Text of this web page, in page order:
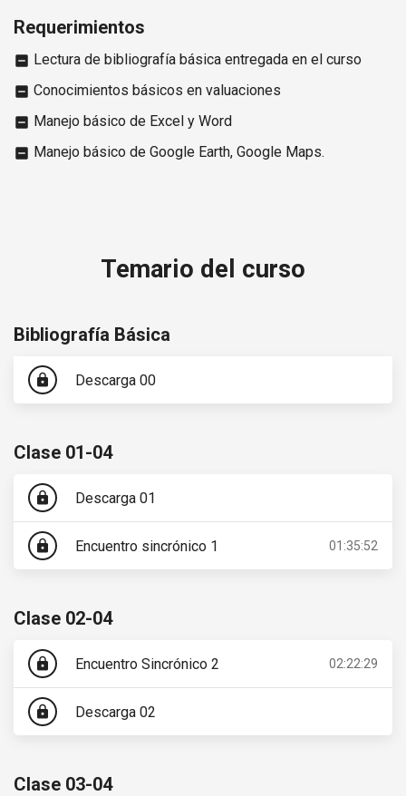
Requerimientos
indeterminate_check_box Lectura de bibliografía básica entregada en el curso
indeterminate_check_box Conocimientos básicos en valuaciones
indeterminate_check_box Manejo básico de Excel y Word
indeterminate_check_box Manejo básico de Google Earth, Google Maps.
Temario del curso
Bibliografía Básica
lock Descarga 00
Clase 01-04
lock Descarga 01
lock Encuentro sincrónico 1 01:35:52
Clase 02-04
lock Encuentro Sincrónico 2 02:22:29
lock Descarga 02
Clase 03-04